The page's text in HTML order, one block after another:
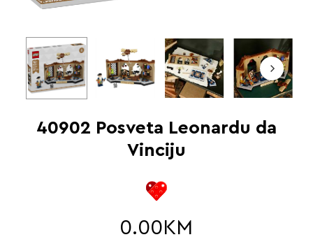
40902 Posveta Leonardu da
Vinciju
0.00 KM